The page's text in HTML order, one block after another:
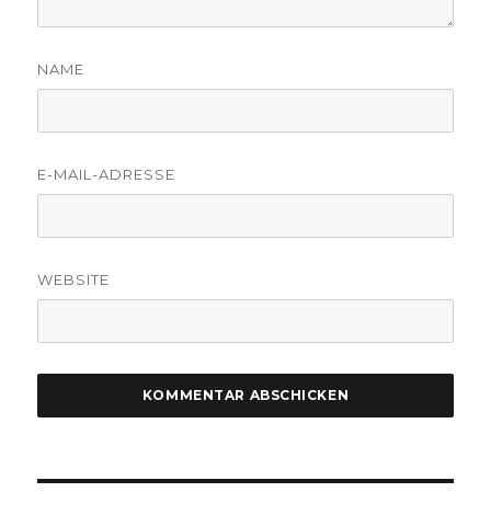
NAME
E-MAIL-ADRESSE
WEBSITE